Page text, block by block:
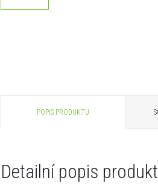
POPIS PRODUKTU
Detailní popis